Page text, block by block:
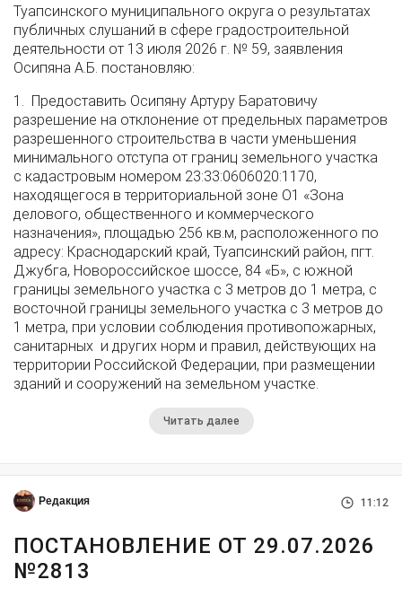
Туапсинского муниципального округа о результатах
публичных слушаний в сфере градостроительной
деятельности от 13 июля 2026 г. № 59, заявления
Осипяна А.Б. постановляю:
1. Предоставить Осипяну Артуру Баратовичу
разрешение на отклонение от предельных параметров
разрешенного строительства в части уменьшения
минимального отступа от границ земельного участка
с кадастровым номером 23:33:0606020:1170,
находящегося в территориальной зоне О1 «Зона
делового, общественного и коммерческого
назначения», площадью 256 кв.м, расположенного по
адресу: Краснодарский край, Туапсинский район, пгт.
Джубга, Новороссийское шоссе, 84 «Б», с южной
границы земельного участка с 3 метров до 1 метра, с
восточной границы земельного участка с 3 метров до
1 метра, при условии соблюдения противопожарных,
санитарных и других норм и правил, действующих на
территории Российской Федерации, при размещении
зданий и сооружений на земельном участке.
Читать далее
Редакция 11:12
ПОСТАНОВЛЕНИЕ ОТ 29.07.2026
№2813